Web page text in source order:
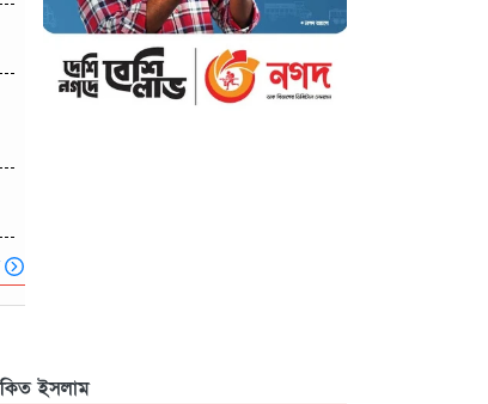
বিশ্ব মাতৃদুগ্ধ সপ্তাহ উপলক্ষে বাগাতিপাড়ায়
সমাপনী অনুষ্ঠান
ইসলাম